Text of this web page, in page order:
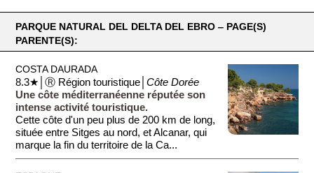
PARQUE NATURAL DEL DELTA DEL EBRO ‒ PAGE(S)
PARENTE(S):
COSTA DAURADA
8.3★│Ⓡ Région touristique│Côte Dorée
Une côte méditerranéenne réputée son
intense activité touristique.
Cette côte d'un peu plus de 200 km de long,
située entre Sitges au nord, et Alcanar, qui
marque la fin du territoire de la Ca...